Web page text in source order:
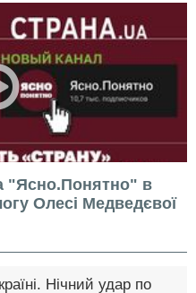
"Ясно.Понятно" в
Олесі Медведєвої
Нічний удар по